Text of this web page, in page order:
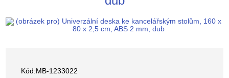
Kód:MB-1233022